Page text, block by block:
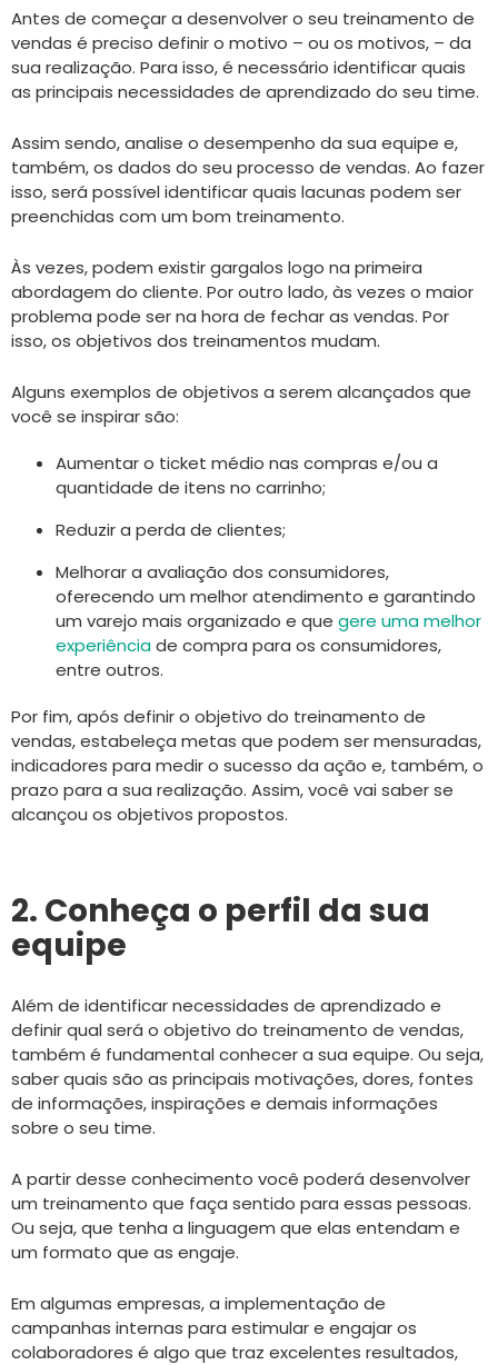
Antes de começar a desenvolver o seu treinamento de
vendas é preciso definir o motivo – ou os motivos, – da
sua realização. Para isso, é necessário identificar quais
as principais necessidades de aprendizado do seu time.
Assim sendo, analise o desempenho da sua equipe e,
também, os dados do seu processo de vendas. Ao fazer
isso, será possível identificar quais lacunas podem ser
preenchidas com um bom treinamento.
Às vezes, podem existir gargalos logo na primeira
abordagem do cliente. Por outro lado, às vezes o maior
problema pode ser na hora de fechar as vendas. Por
isso, os objetivos dos treinamentos mudam.
Alguns exemplos de objetivos a serem alcançados que
você se inspirar são:
Aumentar o ticket médio nas compras e/ou a
quantidade de itens no carrinho;
Reduzir a perda de clientes;
Melhorar a avaliação dos consumidores,
oferecendo um melhor atendimento e garantindo
um varejo mais organizado e que gere uma melhor
experiênciade compra para os consumidores,
entre outros.
Por fim, após definir o objetivo do treinamento de
vendas, estabeleça metas que podem ser mensuradas,
indicadores para medir o sucesso da ação e, também, o
prazo para a sua realização. Assim, você vai saber se
alcançou os objetivos propostos.
2. Conheça o perfil da sua
equipe
Além de identificar necessidades de aprendizado e
definir qual será o objetivo do treinamento de vendas,
também é fundamental conhecer a sua equipe. Ou seja,
saber quais são as principais motivações, dores, fontes
de informações, inspirações e demais informações
sobre o seu time.
A partir desse conhecimento você poderá desenvolver
um treinamento que faça sentido para essas pessoas.
Ou seja, que tenha a linguagem que elas entendam e
um formato que as engaje.
Em algumas empresas, a implementação de
campanhas internas para estimular e engajar os
colaboradores é algo que traz excelentes resultados,